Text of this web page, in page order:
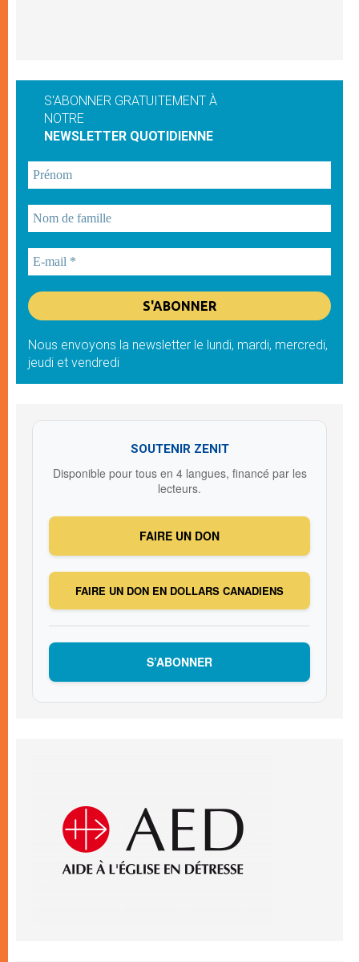
S'ABONNER GRATUITEMENT À
NOTRE
NEWSLETTER QUOTIDIENNE
Nous envoyons la newsletter le lundi, mardi, mercredi,
jeudi et vendredi
SOUTENIR ZENIT
Disponible pour tous en 4 langues, financé par les
lecteurs.
FAIRE UN DON
FAIRE UN DON EN DOLLARS CANADIENS
S’ABONNER